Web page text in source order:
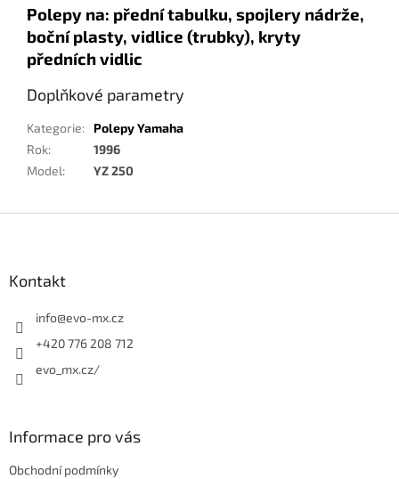
Polepy na: přední tabulku, spojlery nádrže,
boční plasty, vidlice (trubky), kryty
předních vidlic
Doplňkové parametry
Kategorie:
Polepy Yamaha
Rok:
1996
Model: YZ 250
Kontakt
info@evo-mx.cz
+420 776 208 712
evo_mx.cz/
Informace pro vás
Obchodní podmínky